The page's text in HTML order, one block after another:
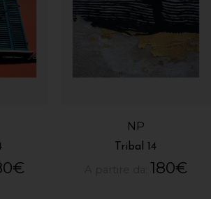
€
NP
Tribal 14
180€